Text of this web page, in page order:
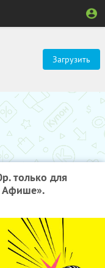
Загрузить
только для
Афише».